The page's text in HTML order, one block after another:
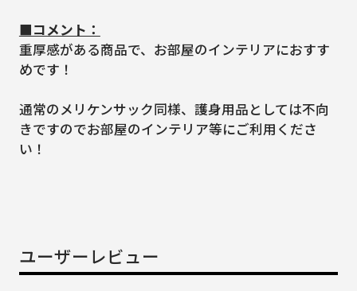
■コメント：
重厚感がある商品で、お部屋のインテリアにおすす
めです！
通常のメリケンサック同様、護身用品としては不向
きですのでお部屋のインテリア等にご利用くださ
い！
ユーザーレビュー